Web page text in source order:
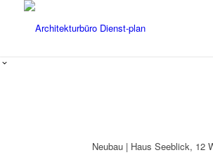
Neubau | Haus Seeblick, 12